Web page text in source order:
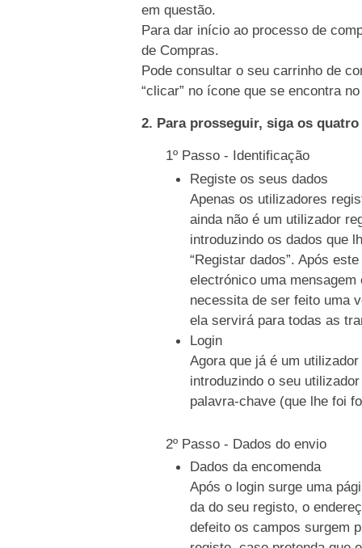
em questão.
Para dar início ao processo de
de Compras.
Pode consultar o seu carrinho de
“clicar” no ícone que se encontra
2. Para prosseguir, siga os
1º Passo - Identificação
Registe os seus dados
Apenas os utilizadores
ainda não é um utilizador
introduzindo os dados que
“Registar dados”. Após
electrónico uma
necessita de ser feito uma
ela servirá para todas as
Login
Agora que já é um
introduzindo o seu
palavra-chave (que lhe foi
2º Passo - Dados do envio
Dados da encomenda
Após o login surge uma
da do seu registo, o
defeito os campos surgem